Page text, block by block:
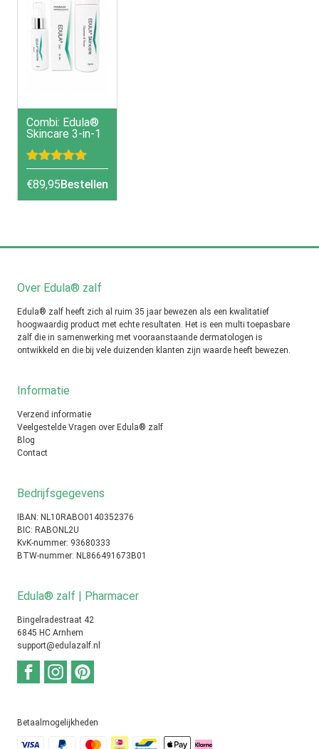
Combi: Edula®
Skincare 3-in-1
Gewaardeerd
5.00 uit 5
€89,95Bestellen
Over Edula® zalf
Edula® zalf heeft zich al ruim 35 jaar bewezen als een kwalitatief
hoogwaardig product met echte resultaten. Het is een multi toepasbare
zalf die in samenwerking met vooraanstaande dermatologen is
ontwikkeld en die bij vele duizenden klanten zijn waarde heeft bewezen.
Informatie
Verzend informatie
Veelgestelde Vragen over Edula® zalf
Blog
Contact
Bedrijfsgegevens
IBAN: NL10RABO0140352376
BIC: RABONL2U
KvK-nummer: 93680333
BTW-nummer: NL866491673B01
Edula® zalf | Pharmacer
Bingelradestraat 42
6845 HC Arnhem
support@edulazalf.nl
Betaalmogelijkheden